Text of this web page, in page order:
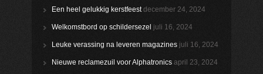
Een heel gelukkig kerstfeest december 24, 2024
Welkomstbord op schildersezel juli 16, 2024
Leuke verassing na leveren magazines juli 16, 2024
Nieuwe reclamezuil voor Alphatronics april 23, 2024